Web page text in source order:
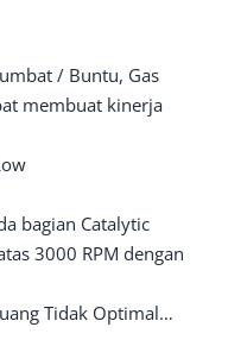
/ Buntu, Gas
membuat kinerja
bagian Catalytic
3000 RPM dengan
Tidak Optimal…